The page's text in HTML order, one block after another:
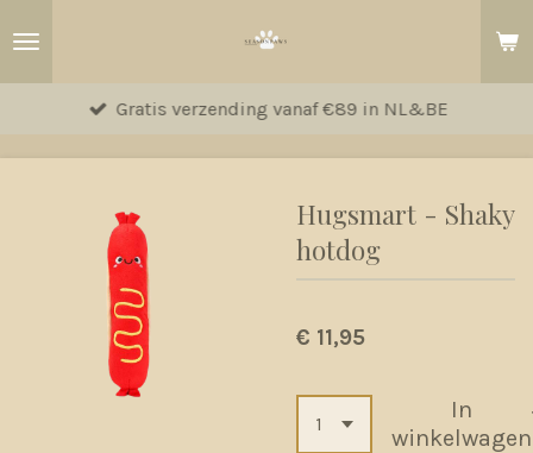
hoofdinhoud
Gratis verzending vanaf €89 in NL&BE
Hugsmart - Shaky
hotdog
€ 11,95
In
winkelwagen